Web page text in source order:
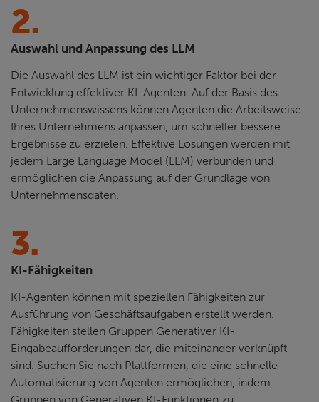
2.
Auswahl und Anpassung des LLM
Die Auswahl des LLM ist ein wichtiger Faktor bei der
Entwicklung effektiver KI-Agenten. Auf der Basis des
Unternehmenswissens können Agenten die Arbeitsweise
Ihres Unternehmens anpassen, um schneller bessere
Ergebnisse zu erzielen. Effektive Lösungen werden mit
jedem Large Language Model (LLM) verbunden und
ermöglichen die Anpassung auf der Grundlage von
Unternehmensdaten.
3.
KI-Fähigkeiten
KI-Agenten können mit speziellen Fähigkeiten zur
Ausführung von Geschäftsaufgaben erstellt werden.
Fähigkeiten stellen Gruppen Generativer KI-
Eingabeaufforderungen dar, die miteinander verknüpft
sind. Suchen Sie nach Plattformen, die eine schnelle
Automatisierung von Agenten ermöglichen, indem